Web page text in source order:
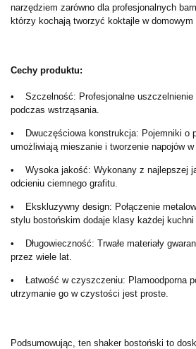
narzędziem zarówno dla profesjonalnych
którzy kochają tworzyć koktajle w domowym
Cechy produktu:
• Szczelność: Profesjonalne uszczelnienie
podczas wstrząsania.
• Dwuczęściowa konstrukcja: Pojemniki o
umożliwiają mieszanie i tworzenie napojów w
• Wysoka jakość: Wykonany z najlepszej
odcieniu ciemnego grafitu.
• Ekskluzywny design: Połączenie
stylu bostońskim dodaje klasy każdej kuchni
• Długowieczność: Trwałe materiały
przez wiele lat.
• Łatwość w czyszczeniu: Plamoodporna
utrzymanie go w czystości jest proste.
Podsumowując, ten shaker bostoński to